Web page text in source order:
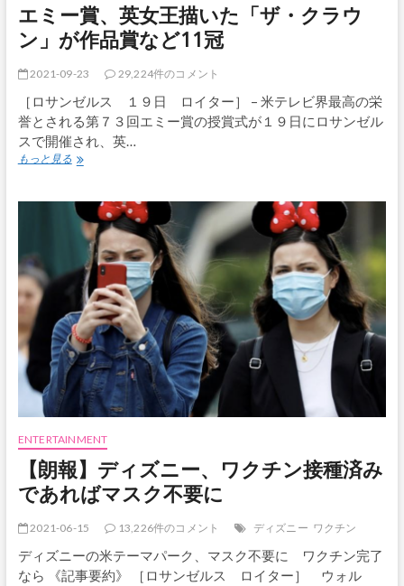
エミー賞、英女王描いた「ザ・クラウ
ン」が作品賞など11冠
2021-09-23 29,224件のコメント
［ロサンゼルス １９日 ロイター］ – 米テレビ界最高の栄
誉とされる第７３回エミー賞の授賞式が１９日にロサンゼル
スで開催され、英…
もっと見るエ
賞、
英
描
い
「ザ・
ク
ラ
ウ
ン」
作
品
賞
な
ど
11
ENTERTAINMENT
【朗報】ディズニー、ワクチン接種済み
であればマスク不要に
2021-06-15 13,226件のコメント ディズニー ワクチン
ディズニーの米テーマパーク、マスク不要に ワクチン完了
なら 《記事要約》 ［ロサンゼルス ロイター］ ウォル